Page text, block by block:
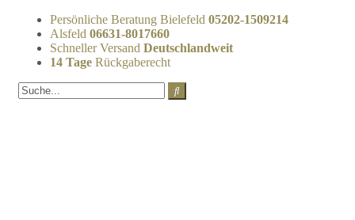
Persönliche Beratung Bielefeld 05202-1509214
Alsfeld 06631-8017660
Schneller Versand Deutschlandweit
14 Tage Rückgaberecht